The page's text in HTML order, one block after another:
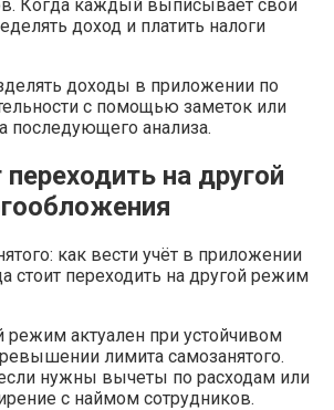
Когда каждый выписывает свои
доход и платить налоги
доходы в приложении по
с помощью заметок или
последующего анализа.
на другой
режим актуален при устойчивом
лимита самозанятого.
нужны вычеты по расходам или
с наймом сотрудников.